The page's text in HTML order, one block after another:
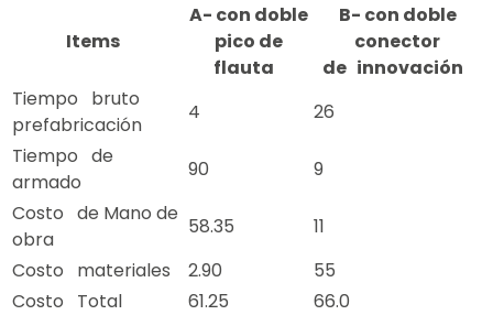
Items
A- con doble
pico de
flauta
B- con doble
conector
de innovación
Tiempo bruto
prefabricación
4
26
Tiempo de
armado
90
9
Costo de Mano de
obra
58.35
11
Costo materiales
2.90
55
Costo Total
61.25
66.0